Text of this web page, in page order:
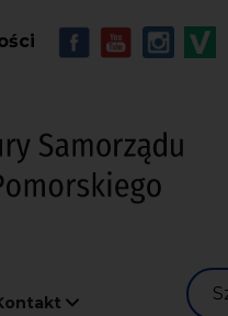
MENU -